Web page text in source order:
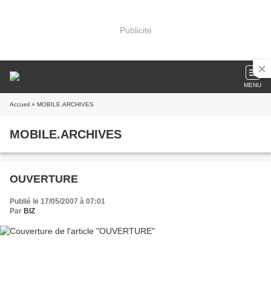
Publicité
MENU
Accueil » MOBILE.ARCHIVES
MOBILE.ARCHIVES
OUVERTURE
Publié le 17/05/2007 à 07:01
Par BIZ